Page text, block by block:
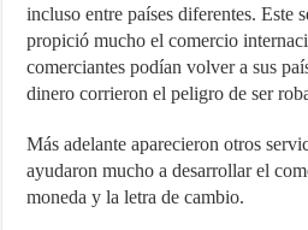
incluso entre países diferentes. Este
propició mucho el comercio
comerciantes podían volver a sus
dinero corrieron el peligro de ser
Más adelante aparecieron otros
ayudaron mucho a desarrollar el
moneda y la letra de cambio.